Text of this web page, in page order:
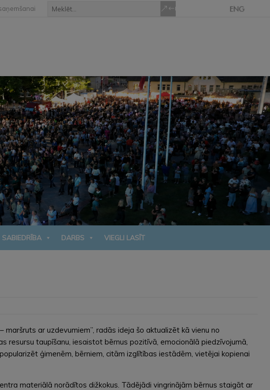
SABIEDRĪBA DARBS VIEGLI LASĪT
ar uzdevumiem”, radās ideja šo aktualizēt kā vienu no
resursu taupīšanu, iesaistot bērnus pozitīvā, emocionālā piedzīvojumā,
ģimenēm, bērniem, citām izglītības iestādēm, vietējai kopienai
materiālā norādītos dižkokus. Tādējādi vingrinājām bērnus staigāt ar